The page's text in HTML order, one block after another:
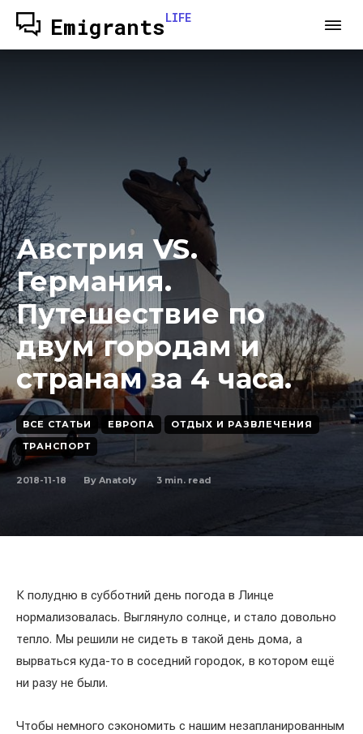
EmigrantsLIFE
Австрия VS.
Германия.
Путешествие по
двум городам и
странам за 4 часа.
ВСЕ СТАТЬИ ЕВРОПА
ОТДЫХ И РАЗВЛЕЧЕНИЯ
ТРАНСПОРТ
2018-11-18 By Anatoly 3 min. read
К полудню в субботний день погода в Линце
нормализовалась. Выглянуло солнце, и стало довольно
тепло. Мы решили не сидеть в такой день дома, а
вырваться куда-то в соседний городок, в котором ещё
ни разу не были.
Чтобы немного сэкономить с нашим незапланированным